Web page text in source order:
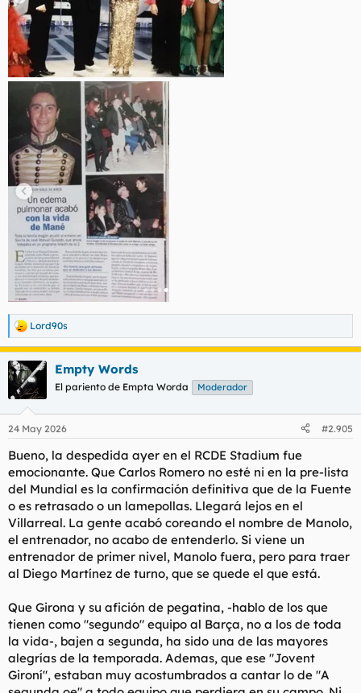
R
e
a
c
c
i
e
:
Lord90s
Empty Words
El pariento de Empta Worda Moderador
24 May 2026 #2.905
Bueno, la despedida ayer en el RCDE Stadium fue
emocionante. Que Carlos Romero no esté ni en la pre-lista
del Mundial es la confirmación definitiva que de la Fuente
o es retrasado o un lamepollas. Llegará lejos en el
Villarreal. La gente acabó coreando el nombre de Manolo,
el entrenador, no acabo de entenderlo. Si viene un
entrenador de primer nivel, Manolo fuera, pero para traer
al Diego Martínez de turno, que se quede el que está.
Que Girona y su afición de pegatina, -hablo de los que
tienen como "segundo" equipo al Barça, no a los de toda
la vida-, bajen a segunda, ha sido una de las mayores
alegrías de la temporada. Ademas, que ese "Jovent
Gironí", estaban muy acostumbrados a cantar lo de "A